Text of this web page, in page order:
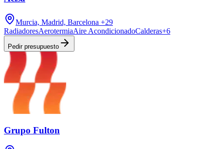
Murcia, Madrid, Barcelona +29
RadiadoresAerotermiaAire AcondicionadoCalderas+6
Pedir presupuesto
Grupo Fulton